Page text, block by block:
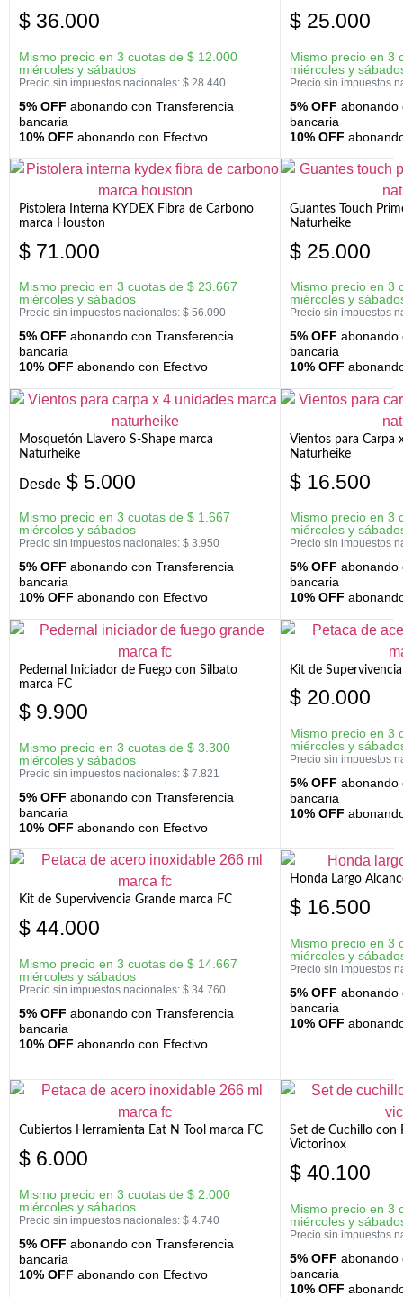
$ 36.000
Mismo precio en 3 cuotas de $ 12.000
miércoles y sábados
Precio sin impuestos nacionales: $ 28.440
5% OFF abonando con Transferencia
bancaria
10% OFF abonando con Efectivo
$ 25.000
Mismo precio en 3
miércoles y
Precio sin impuestos
5% OFF abonando
bancaria
10% OFF
Pistolera Interna KYDEX Fibra de Carbono
marca Houston
$ 71.000
Mismo precio en 3 cuotas de $ 23.667
miércoles y sábados
Precio sin impuestos nacionales: $ 56.090
5% OFF abonando con Transferencia
bancaria
10% OFF abonando con Efectivo
Guantes Touch
Naturheike
$ 25.000
Mismo precio en 3
miércoles y
Precio sin impuestos
5% OFF abonando
bancaria
10% OFF
Mosquetón Llavero S-Shape marca
Naturheike
Desde $ 5.000
Mismo precio en 3 cuotas de $ 1.667
miércoles y sábados
Precio sin impuestos nacionales: $ 3.950
5% OFF abonando con Transferencia
bancaria
10% OFF abonando con Efectivo
Vientos para Carpa
Naturheike
$ 16.500
Mismo precio en 3
miércoles y
Precio sin impuestos
5% OFF abonando
bancaria
10% OFF
Pedernal Iniciador de Fuego con Silbato
marca FC
$ 9.900
Mismo precio en 3 cuotas de $ 3.300
miércoles y sábados
Precio sin impuestos nacionales: $ 7.821
5% OFF abonando con Transferencia
bancaria
10% OFF abonando con Efectivo
Kit de
$ 20.000
Mismo precio en 3
miércoles y
Precio sin impuestos
5% OFF abonando
bancaria
10% OFF
Kit de Supervivencia Grande marca FC
$ 44.000
Mismo precio en 3 cuotas de $ 14.667
miércoles y sábados
Precio sin impuestos nacionales: $ 34.760
5% OFF abonando con Transferencia
bancaria
10% OFF abonando con Efectivo
Honda Largo
$ 16.500
Mismo precio en 3
miércoles y
Precio sin impuestos
5% OFF abonando
bancaria
10% OFF
Cubiertos Herramienta Eat N Tool marca FC
$ 6.000
Mismo precio en 3 cuotas de $ 2.000
miércoles y sábados
Precio sin impuestos nacionales: $ 4.740
5% OFF abonando con Transferencia
bancaria
10% OFF abonando con Efectivo
Set de Cuchillo con
Victorinox
$ 40.100
Mismo precio en 3
miércoles y
Precio sin impuestos
5% OFF abonando
bancaria
10% OFF